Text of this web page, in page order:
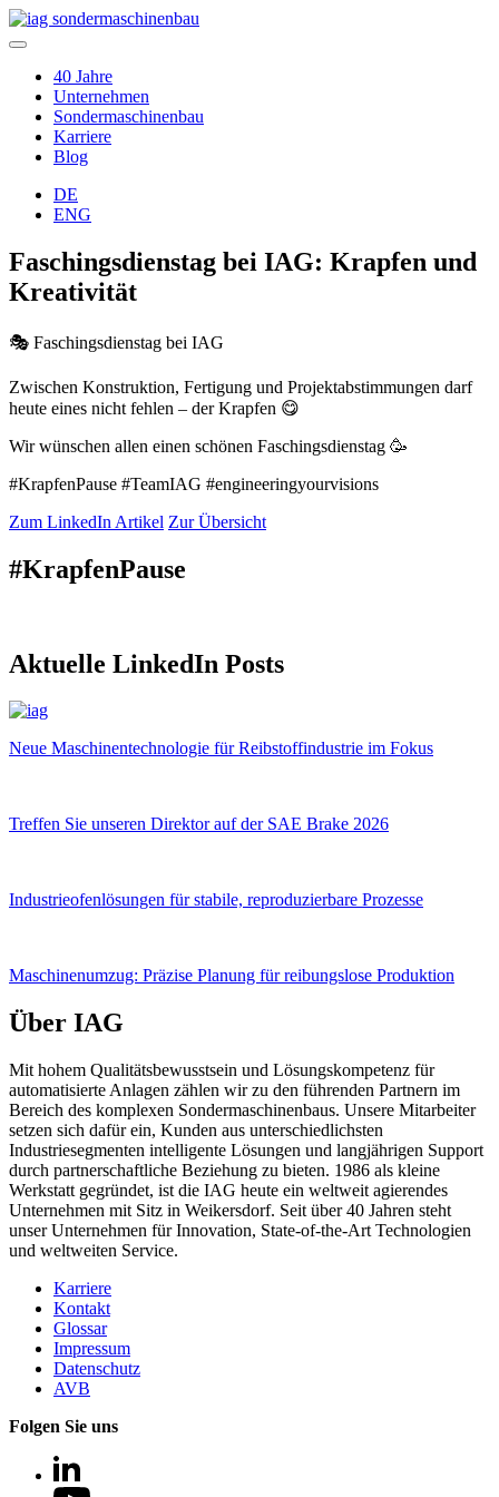
40 Jahre
Unternehmen
Sondermaschinenbau
Karriere
Blog
DE
ENG
Faschingsdienstag bei IAG: Krapfen und
Kreativität
🎭 Faschingsdienstag bei IAG
Zwischen Konstruktion, Fertigung und Projektabstimmungen darf
heute eines nicht fehlen – der Krapfen 😋
Wir wünschen allen einen schönen Faschingsdienstag 🥳
#KrapfenPause #TeamIAG #engineeringyourvisions
Zum LinkedIn Artikel Zur Übersicht
#KrapfenPause
Aktuelle LinkedIn Posts
Neue Maschinentechnologie für Reibstoffindustrie im Fokus
Treffen Sie unseren Direktor auf der SAE Brake 2026
Industrieofenlösungen für stabile, reproduzierbare Prozesse
Maschinenumzug: Präzise Planung für reibungslose Produktion
Über IAG
Mit hohem Qualitätsbewusstsein und Lösungskompetenz für
automatisierte Anlagen zählen wir zu den führenden Partnern im
Bereich des komplexen Sondermaschinenbaus. Unsere Mitarbeiter
setzen sich dafür ein, Kunden aus unterschiedlichsten
Industriesegmenten intelligente Lösungen und langjährigen Support
durch partnerschaftliche Beziehung zu bieten. 1986 als kleine
Werkstatt gegründet, ist die IAG heute ein weltweit agierendes
Unternehmen mit Sitz in Weikersdorf. Seit über 40 Jahren steht
unser Unternehmen für Innovation, State-of-the-Art Technologien
und weltweiten Service.
Karriere
Kontakt
Glossar
Impressum
Datenschutz
AVB
Folgen Sie uns